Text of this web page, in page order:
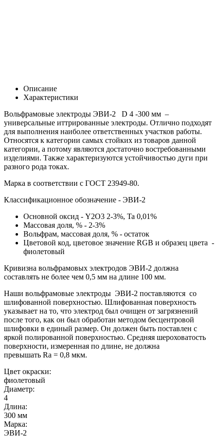
Описание
Характеристики
Вольфрамовые электроды ЭВИ-2 D 4 -300 мм –
универсальные иттрированные электроды. Отлично подходят
для выполнения наиболее ответственных участков работы.
Относятся к категории самых стойких из товаров данной
категории, а потому являются достаточно востребованными
изделиями. Также характеризуются устойчивостью дуги при
разного рода токах.
Марка в соответствии с ГОСТ 23949-80.
Классификационное обозначение - ЭВИ-2
Основной оксид - Y2O3 2-3%, Ta 0,01%
Массовая доля, % - 2-3%
Вольфрам, массовая доля, % - остаток
Цветовой код, цветовое значение RGB и образец цвета -
фиолетовый
Кривизна вольфрамовых электродов ЭВИ-2 должна
составлять не более чем 0,5 мм на длине 100 мм.
Наши вольфрамовые электроды ЭВИ-2 поставляются со
шлифованной поверхностью. Шлифованная поверхность
указывает на то, что электрод был очищен от загрязнений
после того, как он был обработан методом бесцентровой
шлифовки в единый размер. Он должен быть поставлен с
яркой полированной поверхностью. Средняя шероховатость
поверхности, измеренная по длине, не должна
превышать Ra = 0,8 мкм.
Цвет окраски:
фиолетовый
Диаметр:
4
Длина:
300 мм
Марка:
ЭВИ-2